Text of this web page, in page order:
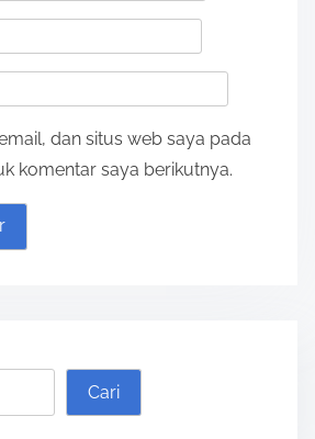
dan situs web saya pada
komentar saya berikutnya.
Cari